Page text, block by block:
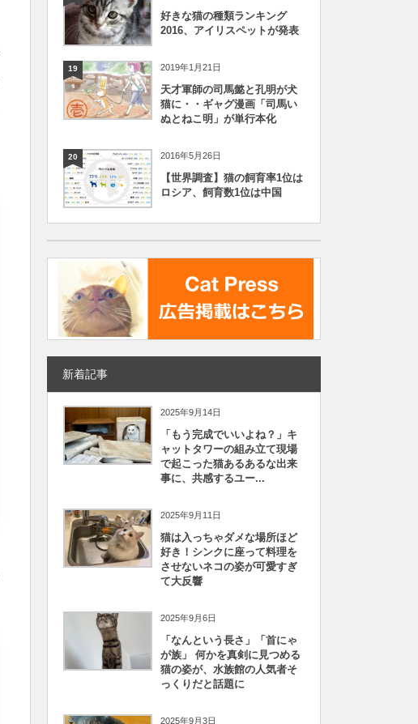
好きな猫の種類ランキング
2016、アイリスペットが発表
19 2019年1月21日
天才軍師の司馬懿と孔明が犬
猫に・・ギャグ漫画「司馬い
ぬとねこ明」が単行本化
20 2016年5月26日
【世界調査】猫の飼育率1位は
ロシア、飼育数1位は中国
新着記事
2025年9月14日
「もう完成でいいよね？」キ
ャットタワーの組み立て現場
で起こった猫あるあるな出来
事に、共感するユー...
2025年9月11日
猫は入っちゃダメな場所ほど
好き！シンクに座って料理を
させないネコの姿が可愛すぎ
て大反響
2025年9月6日
「なんという長さ」「首にゃ
が族」 何かを真剣に見つめる
猫の姿が、水族館の人気者そ
っくりだと話題に
2025年9月3日